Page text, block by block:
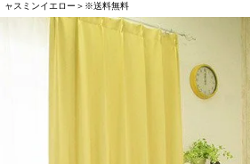
ャスミンイエロー＞※送料無料